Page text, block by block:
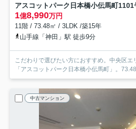
アスコットパーク日本橋小伝馬町1101
1億8,990万円
11階 / 73.48㎡ / 3LDK /築15年
山手線「神田」駅 徒歩9分
こだわりで選びたい方におすすめ。中央区エ
「アスコットパーク日本橋小伝馬町」。
中古マンション